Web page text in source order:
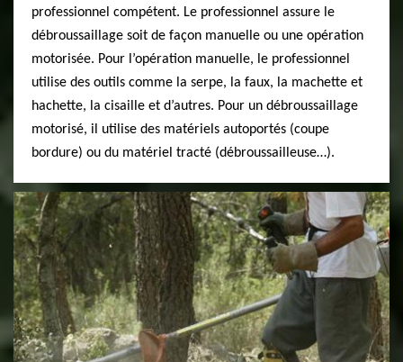
professionnel compétent. Le professionnel assure le
débroussaillage soit de façon manuelle ou une opération
motorisée. Pour l’opération manuelle, le professionnel
utilise des outils comme la serpe, la faux, la machette et
hachette, la cisaille et d’autres. Pour un débroussaillage
motorisé, il utilise des matériels autoportés (coupe
bordure) ou du matériel tracté (débroussailleuse…).